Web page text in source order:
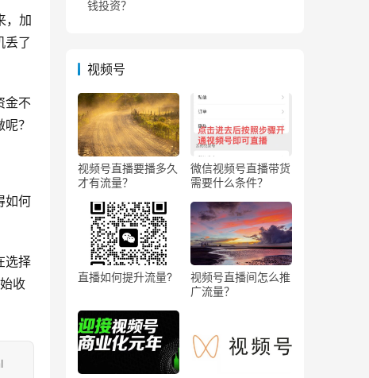
，加
丢了
金不
？
如何
选择
收
钱投资？
视频号
视频号直播要播多久
才有流量？
微信视频号直播带货
需要什么条件？
直播如何提升流量?
视频号直播间怎么推
广流量？